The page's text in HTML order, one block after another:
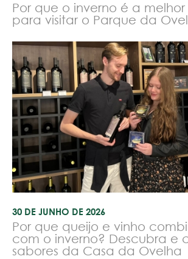
Por que o inverno é a
para visitar o Parque da
30 DE JUNHO DE 2026
Por que queijo e vinho
com o inverno? Descubra e
sabores da Casa da Ovelha